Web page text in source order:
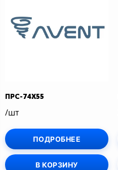
ПРС-74Х55
/шт
ПОДРОБНЕЕ
В КОРЗИНУ